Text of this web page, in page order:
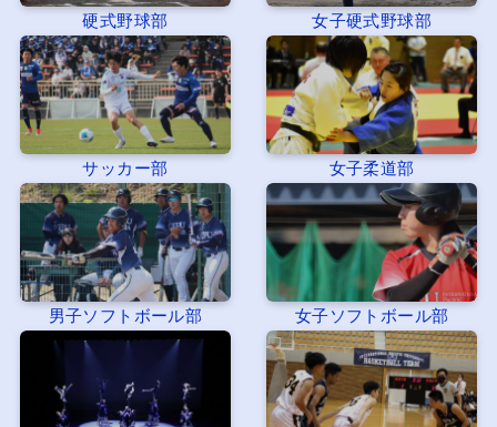
硬式野球部 女子硬式野球部
サッカー部 女子柔道部
男子ソフトボール部 女子ソフトボール部